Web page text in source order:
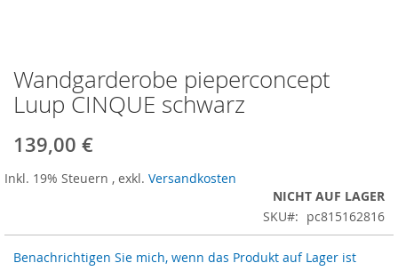
Wandgarderobe pieperconcept
Luup CINQUE schwarz
139,00 €
Inkl. 19% Steuern , exkl. Versandkosten
NICHT AUF LAGER
SKU
pc815162816
Benachrichtigen Sie mich, wenn das Produkt auf Lager ist
Zum
Anfang
der
springen